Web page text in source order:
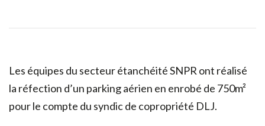
Les équipes du secteur étanchéité SNPR ont réalisé
la réfection d’un parking aérien en enrobé de 750m²
pour le compte du syndic de copropriété DLJ.